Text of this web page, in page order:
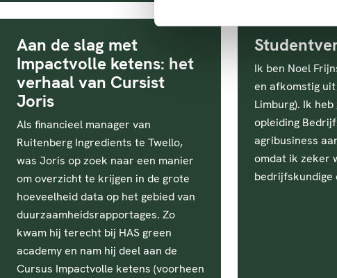
Aan de slag met
Impactvolle ketens: het
verhaal van Cursist
Joris
Als financieel manager van
Ruitenberg Ingredients te Twello,
was Joris op zoek naar een manier
om overzicht te krijgen in de grote
hoeveelheid data op het gebied van
duurzaamheidsrapportages. Zo
kwam hij terecht bij HAS green
academy en nam hij deel aan de
Cursus Impactvolle ketens (voorheen
Ik ben Noel
en afkomstig
Limburg). Ik
opleiding
agribusiness
omdat ik zeker
bedrijfskundige